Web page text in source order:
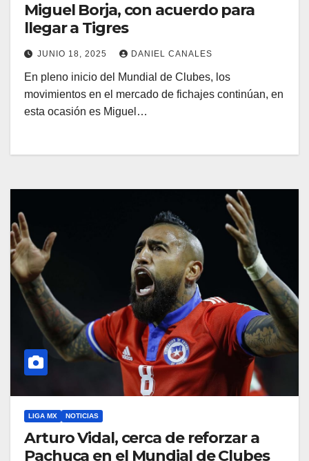
Miguel Borja, con acuerdo para
llegar a Tigres
JUNIO 18, 2025 DANIEL CANALES
En pleno inicio del Mundial de Clubes, los
movimientos en el mercado de fichajes continúan, en
esta ocasión es Miguel…
LIGA MX NOTICIAS
Arturo Vidal, cerca de reforzar a
Pachuca en el Mundial de Clubes